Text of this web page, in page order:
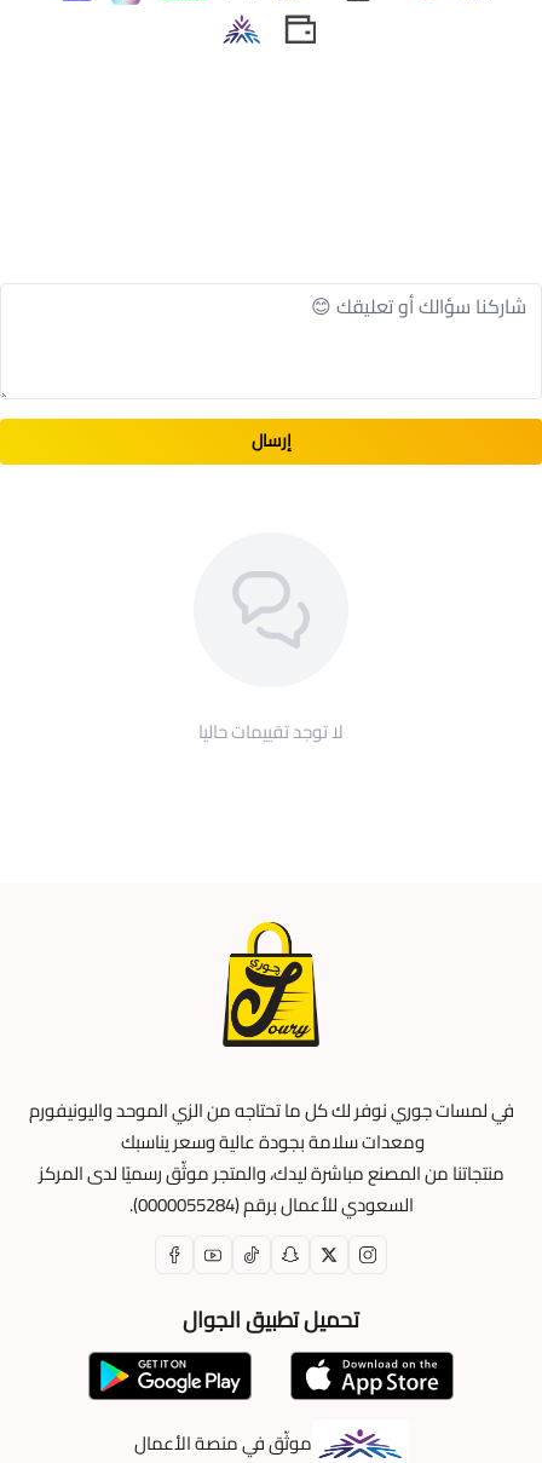
اسحب و افلت الملف هنا
استعراض
إرسال
لا توجد تقييمات حاليا
في لمسات جوري نوفر لك كل ما تحتاجه من الزي الموحد واليونيفورم
ومعدات سلامة بجودة عالية وسعر يناسبك
منتجاتنا من المصنع مباشرة ليدك، والمتجر موثّق رسميًا لدى المركز
السعودي للأعمال برقم (0000055284).
تحميل تطبيق الجوال
موثّق في منصة الأعمال